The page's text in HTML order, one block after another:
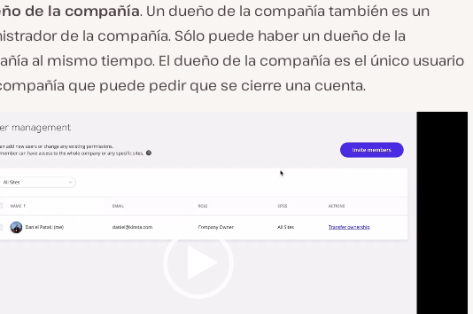
de la compañía. Un dueño de la compañía también es un
de la compañía. Sólo puede haber un dueño de la
al mismo tiempo. El dueño de la compañía es el único usuario
que puede pedir que se cierre una cuenta.